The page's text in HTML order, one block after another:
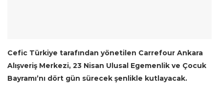
Cefic Türkiye tarafından yönetilen Carrefour Ankara
Alışveriş Merkezi, 23 Nisan Ulusal Egemenlik ve Çocuk
Bayramı’nı dört gün sürecek şenlikle kutlayacak.